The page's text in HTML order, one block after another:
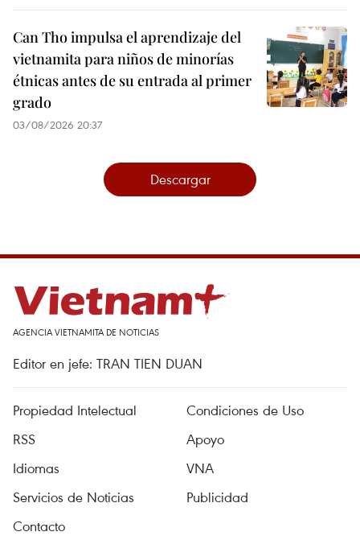
Can Tho impulsa el aprendizaje del
vietnamita para niños de minorías
étnicas antes de su entrada al primer
grado
03/08/2026 20:37
Descargar
AGENCIA VIETNAMITA DE NOTICIAS
Editor en jefe: TRAN TIEN DUAN
Propiedad Intelectual
Condiciones de Uso
RSS
Apoyo
Idiomas
VNA
Servicios de Noticias
Publicidad
Contacto